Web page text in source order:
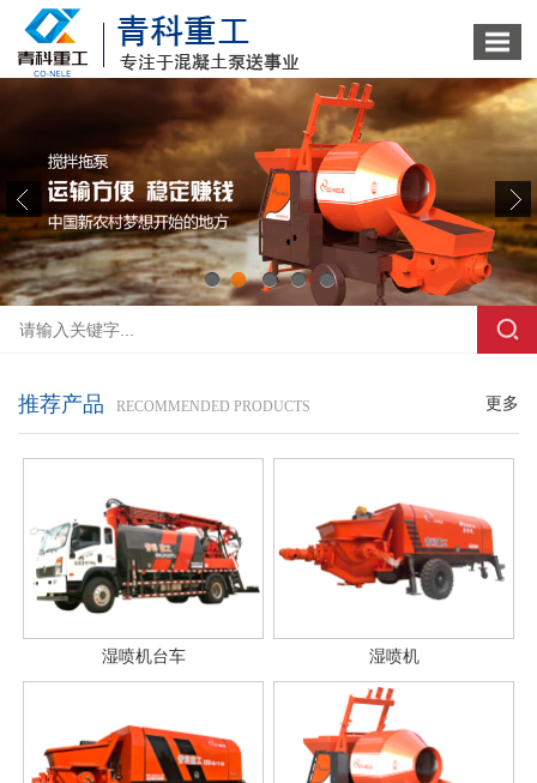
1 2 3
更多
推荐产品 RECOMMENDED PRODUCTS
湿喷机台车 湿喷机